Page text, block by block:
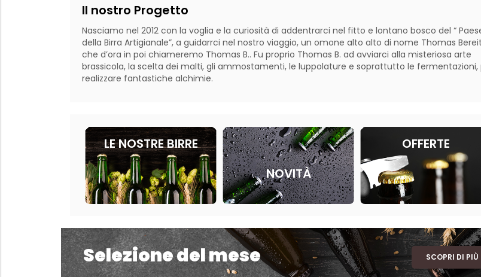
Il nostro Progetto
Nasciamo nel 2012 con la voglia e la curiosità di addentrarci nel fitto e lontano bosco del “
della Birra Artigianale”, a guidarrci nel nostro viaggio, un omone alto alto di nome Thomas
che d’ora in poi chiameremo Thomas B.. Fu proprio Thomas B. ad avviarci alla misteriosa arte
brassicola, la scelta dei malti, gli ammostamenti, le luppolature e soprattutto le fermentazioni,
realizzare fantastiche alchimie.
LE NOSTRE BIRRE
NOVITÀ
OFFERTE
Selezione del mese SCOPRI DI PIÙ